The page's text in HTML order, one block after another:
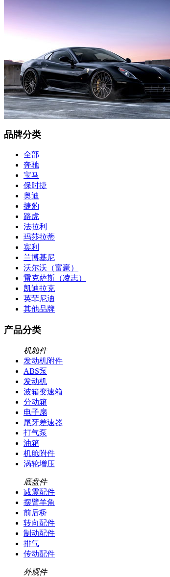
品牌分类
全部
奔驰
宝马
保时捷
奥迪
捷豹
路虎
法拉利
玛莎拉蒂
宾利
兰博基尼
沃尔沃（富豪）
雷克萨斯（凌志）
凯迪拉克
英菲尼迪
其他品牌
产品分类
机舱件
发动机附件
ABS泵
发动机
波箱变速箱
分动箱
电子扇
尾牙差速器
打气泵
油箱
机舱附件
涡轮增压
底盘件
减震配件
摆臂羊角
前后桥
转向配件
制动配件
排气
传动配件
外观件